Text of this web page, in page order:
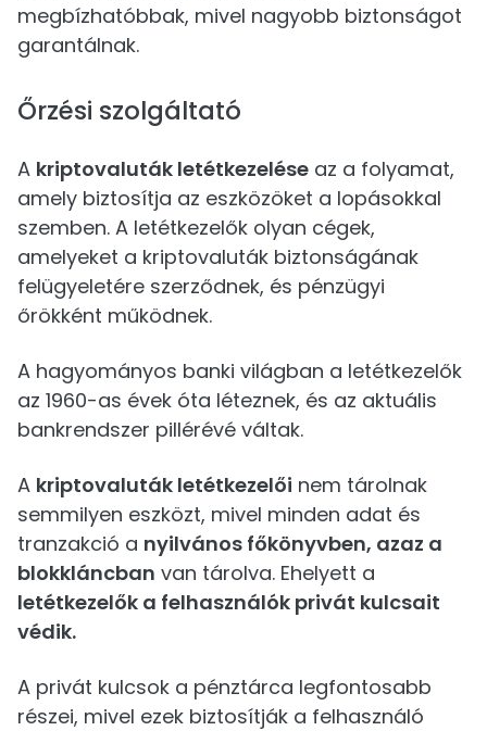
megbízhatóbbak, mivel nagyobb biztonságot
garantálnak.
Őrzési szolgáltató
A kriptovaluták letétkezelése az a folyamat,
amely biztosítja az eszközöket a lopásokkal
szemben. A letétkezelők olyan cégek,
amelyeket a kriptovaluták biztonságának
felügyeletére szerződnek, és pénzügyi
őrökként működnek.
A hagyományos banki világban a letétkezelők
az 1960-as évek óta léteznek, és az aktuális
bankrendszer pillérévé váltak.
A kriptovaluták letétkezelői nem tárolnak
semmilyen eszközt, mivel minden adat és
tranzakció a nyilvános főkönyvben, azaz a
blokkláncban van tárolva. Ehelyett a
letétkezelők a felhasználók privát kulcsait
védik.
A privát kulcsok a pénztárca legfontosabb
részei, mivel ezek biztosítják a felhasználó